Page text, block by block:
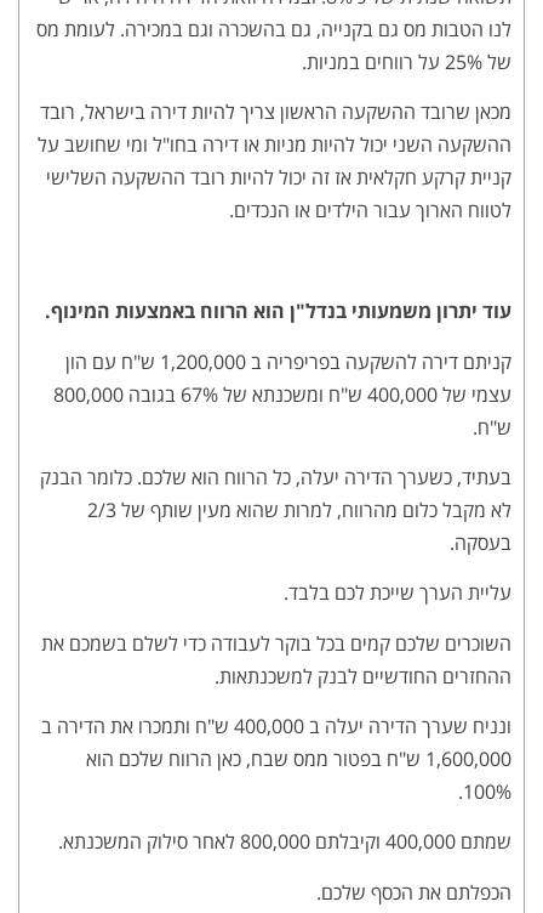
לנו הטבות מס גם בקנייה, גם בהשכרה וגם במכירה. לעומת מס
של 25% על רווחים במניות.
מכאן שרובד ההשקעה הראשון צריך להיות דירה בישראל, רובד
ההשקעה השני יכול להיות מניות או דירה בחו"ל ומי שחושב על
קניית קרקע חקלאית אז זה יכול להיות רובד ההשקעה השלישי
לטווח הארוך עבור הילדים או הנכדים.
עוד יתרון משמעותי בנדל"ן הוא הרווח באמצעות המינוף.
קניתם דירה להשקעה בפריפריה ב 1,200,000 ש"ח עם הון
עצמי של 400,000 ש"ח ומשכנתא של 67% בגובה 800,000
ש"ח.
בעתיד, כשערך הדירה יעלה, כל הרווח הוא שלכם. כלומר הבנק
לא מקבל כלום מהרווח, למרות שהוא מעין שותף של 2/3
בעסקה.
עליית הערך שייכת לכם בלבד.
השוכרים שלכם קמים בכל בוקר לעבודה כדי לשלם בשמכם את
ההחזרים החודשיים לבנק למשכנתאות.
ונניח שערך הדירה יעלה ב 400,000 ש"ח ותמכרו את הדירה ב
1,600,000 ש"ח בפטור ממס שבח, כאן הרווח שלכם הוא
100%.
שמתם 400,000 וקיבלתם 800,000 לאחר סילוק המשכנתא.
הכפלתם את הכסף שלכם.